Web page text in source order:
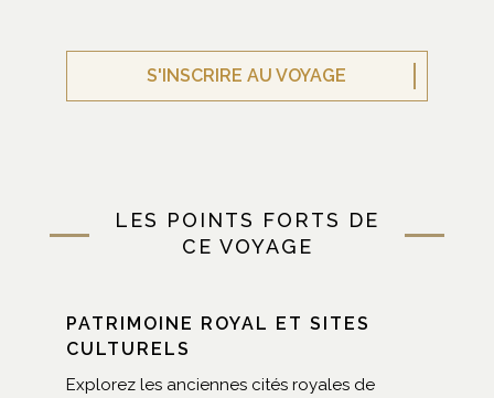
S'INSCRIRE AU VOYAGE
LES POINTS FORTS DE
CE VOYAGE
PATRIMOINE ROYAL ET SITES
CULTURELS
Explorez les anciennes cités royales de